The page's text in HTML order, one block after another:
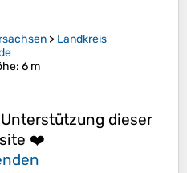
> Landkreis
: 6 m
dieser
❤️